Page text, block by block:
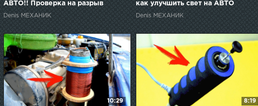
АВТО!! Проверка на разрыв
Denis МЕХАНИК
как улучшить свет на АВТО
Denis МЕХАНИК
10:29 8:19